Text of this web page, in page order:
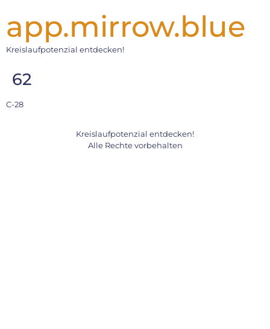
app.mirrow.blue
Kreislaufpotenzial entdecken!
62
C-28
Kreislaufpotenzial entdecken!
Alle Rechte vorbehalten